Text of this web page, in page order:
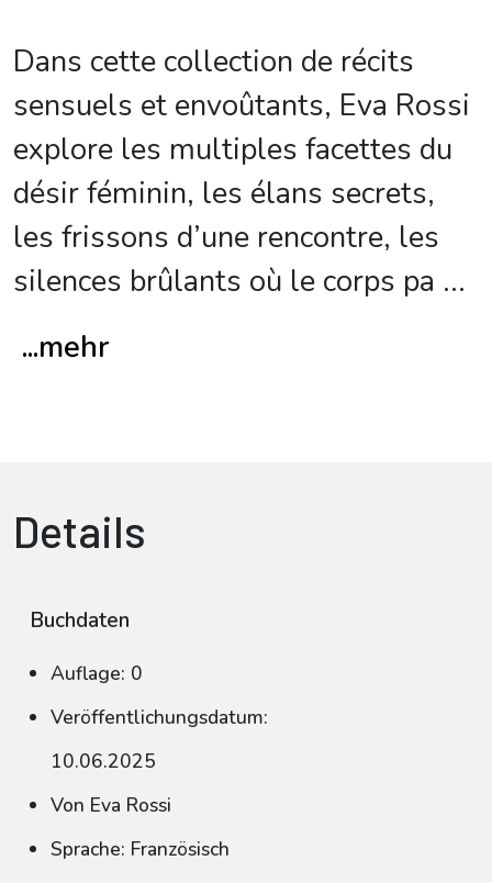
Dans cette collection de récits
sensuels et envoûtants, Eva Rossi
explore les multiples facettes du
désir féminin, les élans secrets,
les frissons d’une rencontre, les
silences brûlants où le corps pa ...
...mehr
Details
Buchdaten
Auflage: 0
Veröffentlichungsdatum:
10.06.2025
Von Eva Rossi
Sprache: Französisch